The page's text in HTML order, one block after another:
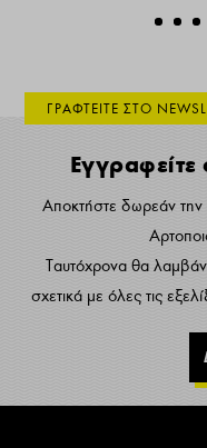
ΓΡΑΦΤΕΙΤΕ ΣΤΟ
Αποκτήστε δωρεάν την
Ταυτόχρονα θα
σχετικά με όλες τις